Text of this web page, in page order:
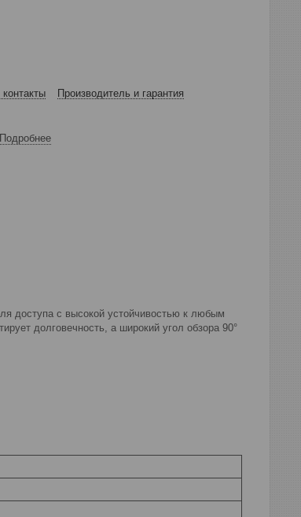
Производитель и гарантия
Подробнее
доступа с высокой устойчивостью к любым
долговечность, а широкий угол обзора 90°